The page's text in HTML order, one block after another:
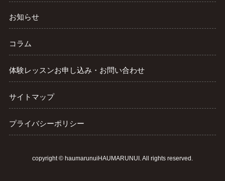
お知らせ
コラム
体験レッスンお申し込み・お問い合わせ
サイトマップ
プライバシーポリシー
copyright © haumarunuiHAUMARUNUI . All rights reserved.